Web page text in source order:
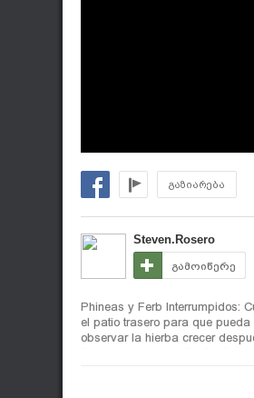
გაზიარება
Steven.Rosero
გამოიწერე
Phineas y Ferb Interrumpidos:
el patio trasero para que
observar la hierba crecer
P se asocia con el Dr.